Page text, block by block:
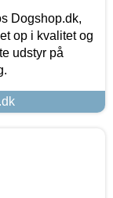
Dogshop.dk,
op i kvalitet og
udstyr på